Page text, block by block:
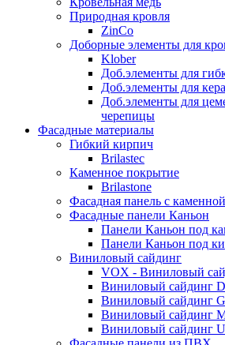
Природная кровля
ZinCo
Доборные элементы для
Klober
Доб.элементы для
Доб.элементы для
Доб.элементы для
черепицы
Фасадные материалы
Гибкий кирпич
Brilastec
Каменное покрытие
Brilastone
Фасадная панель с
Фасадные панели Каньон
Панели Каньон под
Панели Каньон под
Виниловый сайдинг
VOX - Виниловый
Виниловый сайдинг
Виниловый сайдинг
Виниловый сайдинг
Виниловый сайдинг